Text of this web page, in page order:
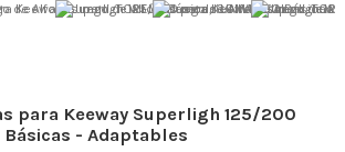
para Keeway Superligh 125/200
Básicas - Adaptables